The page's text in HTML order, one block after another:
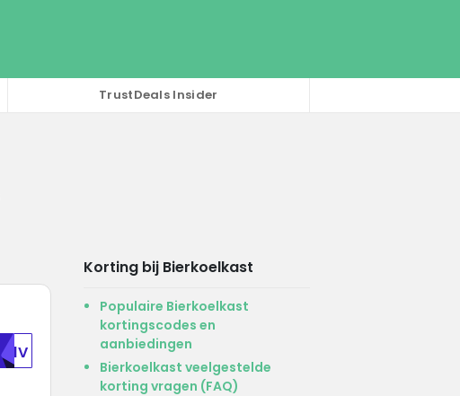
TrustDeals Insider
TK1V
Korting bij Bierkoelkast
Populaire Bierkoelkast
kortingscodes en
aanbiedingen
Bierkoelkast veelgestelde
korting vragen (FAQ)